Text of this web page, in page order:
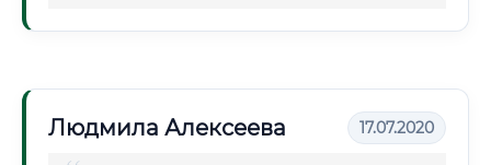
Людмила Алексеева 17.07.2020